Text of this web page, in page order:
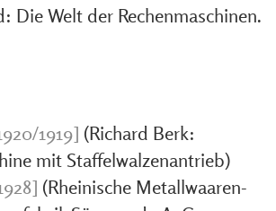
Die Welt der Rechenmaschinen.
1919] (Richard Berk:
mit Staffelwalzenantrieb)
(Rheinische Metallwaaren-